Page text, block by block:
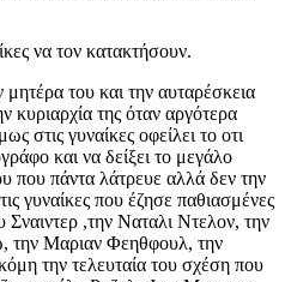
να τον κατακτήσουν.
του και την αυταρέσκεια
κυριαρχία της όταν αργότερα
στις γυναίκες οφείλει το οτι
και να δείξει το μεγάλο
που πάντα λάτρευε αλλά δεν την
γυναίκες που έζησε παθιασμένες
Σναιντερ ,την Ναταλι Ντελον, την
την Μαριαν Φεηθφουλ, την
την τελευταία του σχέση που